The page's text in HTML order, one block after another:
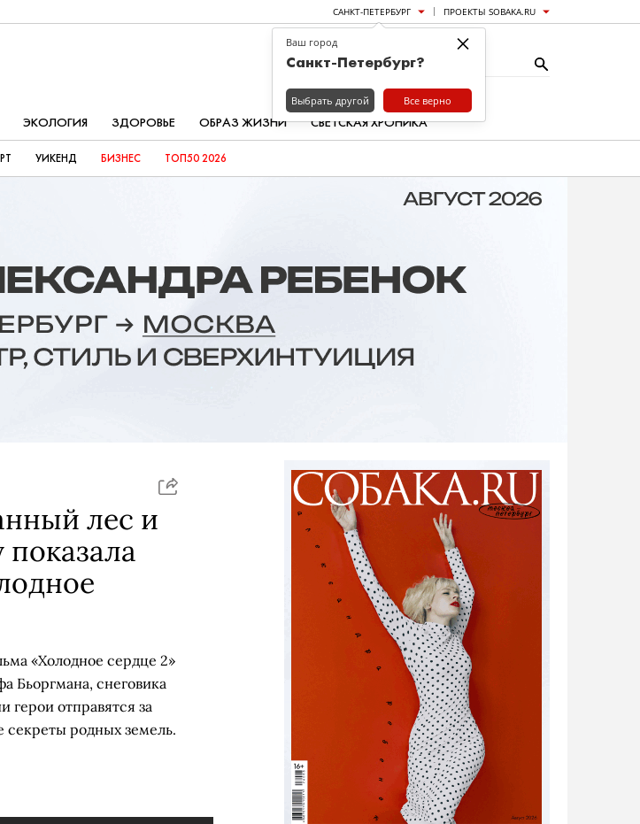
САНКТ-ПЕТЕРБУРГ ПРОЕКТЫ SOBAKA.RU
ЭКОЛОГИЯ ЗДОРОВЬЕ ОБРАЗ ЖИЗНИ СВЕТСКАЯ ХРОНИКА
УИКЕНД БИЗНЕС ТОП50 2026
лес и
«Холодное сердце 2»
Бьоргмана, снеговика
отправятся за
секреты родных земель.
×
Ваш город
Санкт-Петербург?
Выбрать другой Все верно